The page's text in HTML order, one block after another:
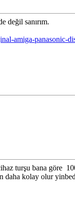
değil sanırım.
amiga-panasonic-
turşu bana göre
daha kolay olur